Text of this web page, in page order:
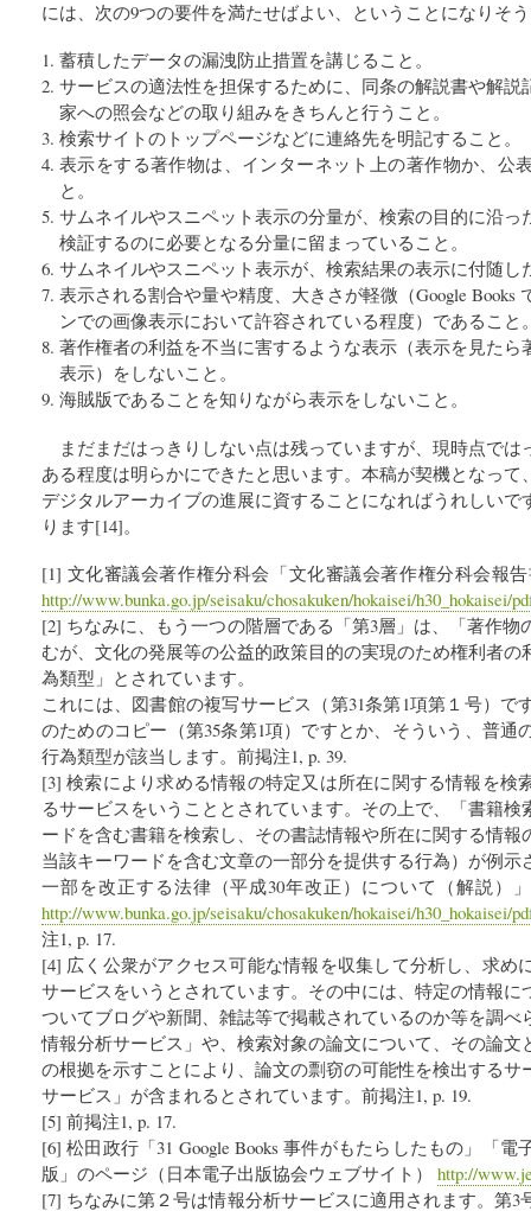
には、次の9つの要件を満たせばよい、ということになりそ
蓄積したデータの漏洩防止措置を講じること。
サービスの適法性を担保するために、同条の解説書や解説
家への照会などの取り組みをきちんと行うこと。
検索サイトのトップページなどに連絡先を明記すること。
表示をする著作物は、インターネット上の著作物か、公
と。
サムネイルやスニペット表示の分量が、検索の目的に沿っ
検証するのに必要となる分量に留まっていること。
サムネイルやスニペット表示が、検索結果の表示に付随し
表示される割合や量や精度、大きさが軽微（Google Books
ンでの画像表示において許容されている程度）であること
著作権者の利益を不当に害するような表示（表示を見たら
表示）をしないこと。
海賊版であることを知りながら表示をしないこと。
まだまだはっきりしない点は残っていますが、現時点で
ある程度は明らかにできたと思います。本稿が契機となっ
デジタルアーカイブの進展に資することになればうれしい
ります[14]。
[1] 文化審議会著作権分科会「文化審議会著作権分科会報告
http://www.bunka.go.jp/seisaku/chosakuken/hokaisei/h30_hokaisei/
[2] ちなみに、もう一つの階層である「第3層」は、「著作物
むが、文化の発展等の公益的政策目的の実現のため権利者の
為類型」とされています。
これには、図書館の複写サービス（第31条第1項第１号）で
のためのコピー（第35条第1項）ですとか、そういう、普通
行為類型が該当します。前掲注1, p. 39.
[3] 検索により求める情報の特定又は所在に関する情報を検
るサービスをいうこととされています。その上で、「書籍
ードを含む書籍を検索し、その書誌情報や所在に関する情
当該キーワードを含む文章の一部分を提供する行為）が例
一部を改正する法律（平成30年改正）について（解説）
http://www.bunka.go.jp/seisaku/chosakuken/hokaisei/h30_hokaisei/
注1, p. 17.
[4] 広く公衆がアクセス可能な情報を収集して分析し、求め
サービスをいうとされています。その中には、特定の情報に
ついてブログや新聞、雑誌等で掲載されているのか等を調べ
情報分析サービス」や、検索対象の論文について、その論文
の根拠を示すことにより、論文の剽窃の可能性を検出するサ
サービス」が含まれるとされています。前掲注1, p. 19.
[5] 前掲注1, p. 17.
[6] 松田政行「31 Google Books 事件がもたらしたもの」「
版」のページ（日本電子出版協会ウェブサイト） http://
[7] ちなみに第２号は情報分析サービスに適用されます。第3